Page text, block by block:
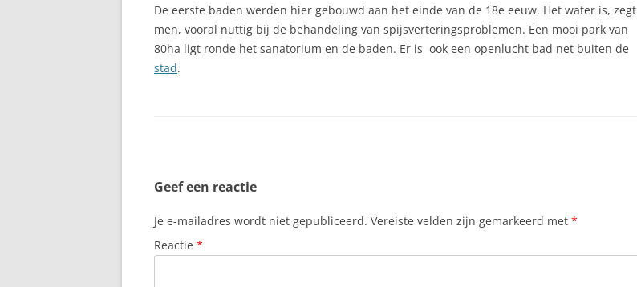
De eerste baden werden hier gebouwd aan het einde van de 18e eeuw. Het water is, zegt
men, vooral nuttig bij de behandeling van spijsverteringsproblemen. Een mooi park van
80ha ligt ronde het sanatorium en de baden. Er is ook een openlucht bad net buiten de
stad.
Geef een reactie
Je e-mailadres wordt niet gepubliceerd. Vereiste velden zijn gemarkeerd met *
Reactie *